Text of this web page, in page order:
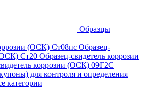
Образцы
(ОСК) Ст08пс Образец-
Ст20 Образец-свидетель коррозии
коррозии (ОСК) 09Г2С
для контроля и определения
категории